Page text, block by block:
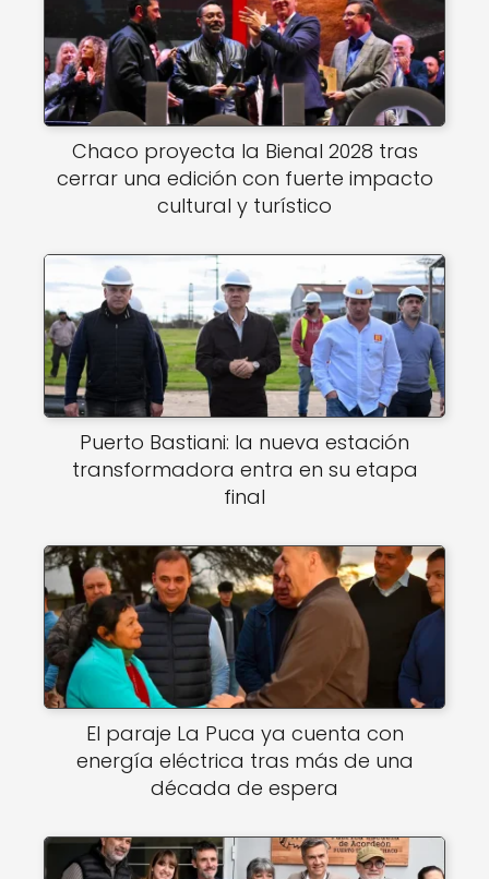
Chaco proyecta la Bienal 2028 tras
cerrar una edición con fuerte impacto
cultural y turístico
Puerto Bastiani: la nueva estación
transformadora entra en su etapa
final
El paraje La Puca ya cuenta con
energía eléctrica tras más de una
década de espera